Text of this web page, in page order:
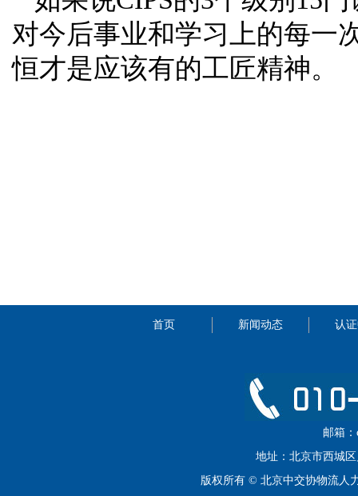
对今后事业和学习上的每一
恒才是应该有的工匠精神。
首页 新闻动态 认
邮箱：
地址：北京市西城区
版权所有 © 北京中交协物流人